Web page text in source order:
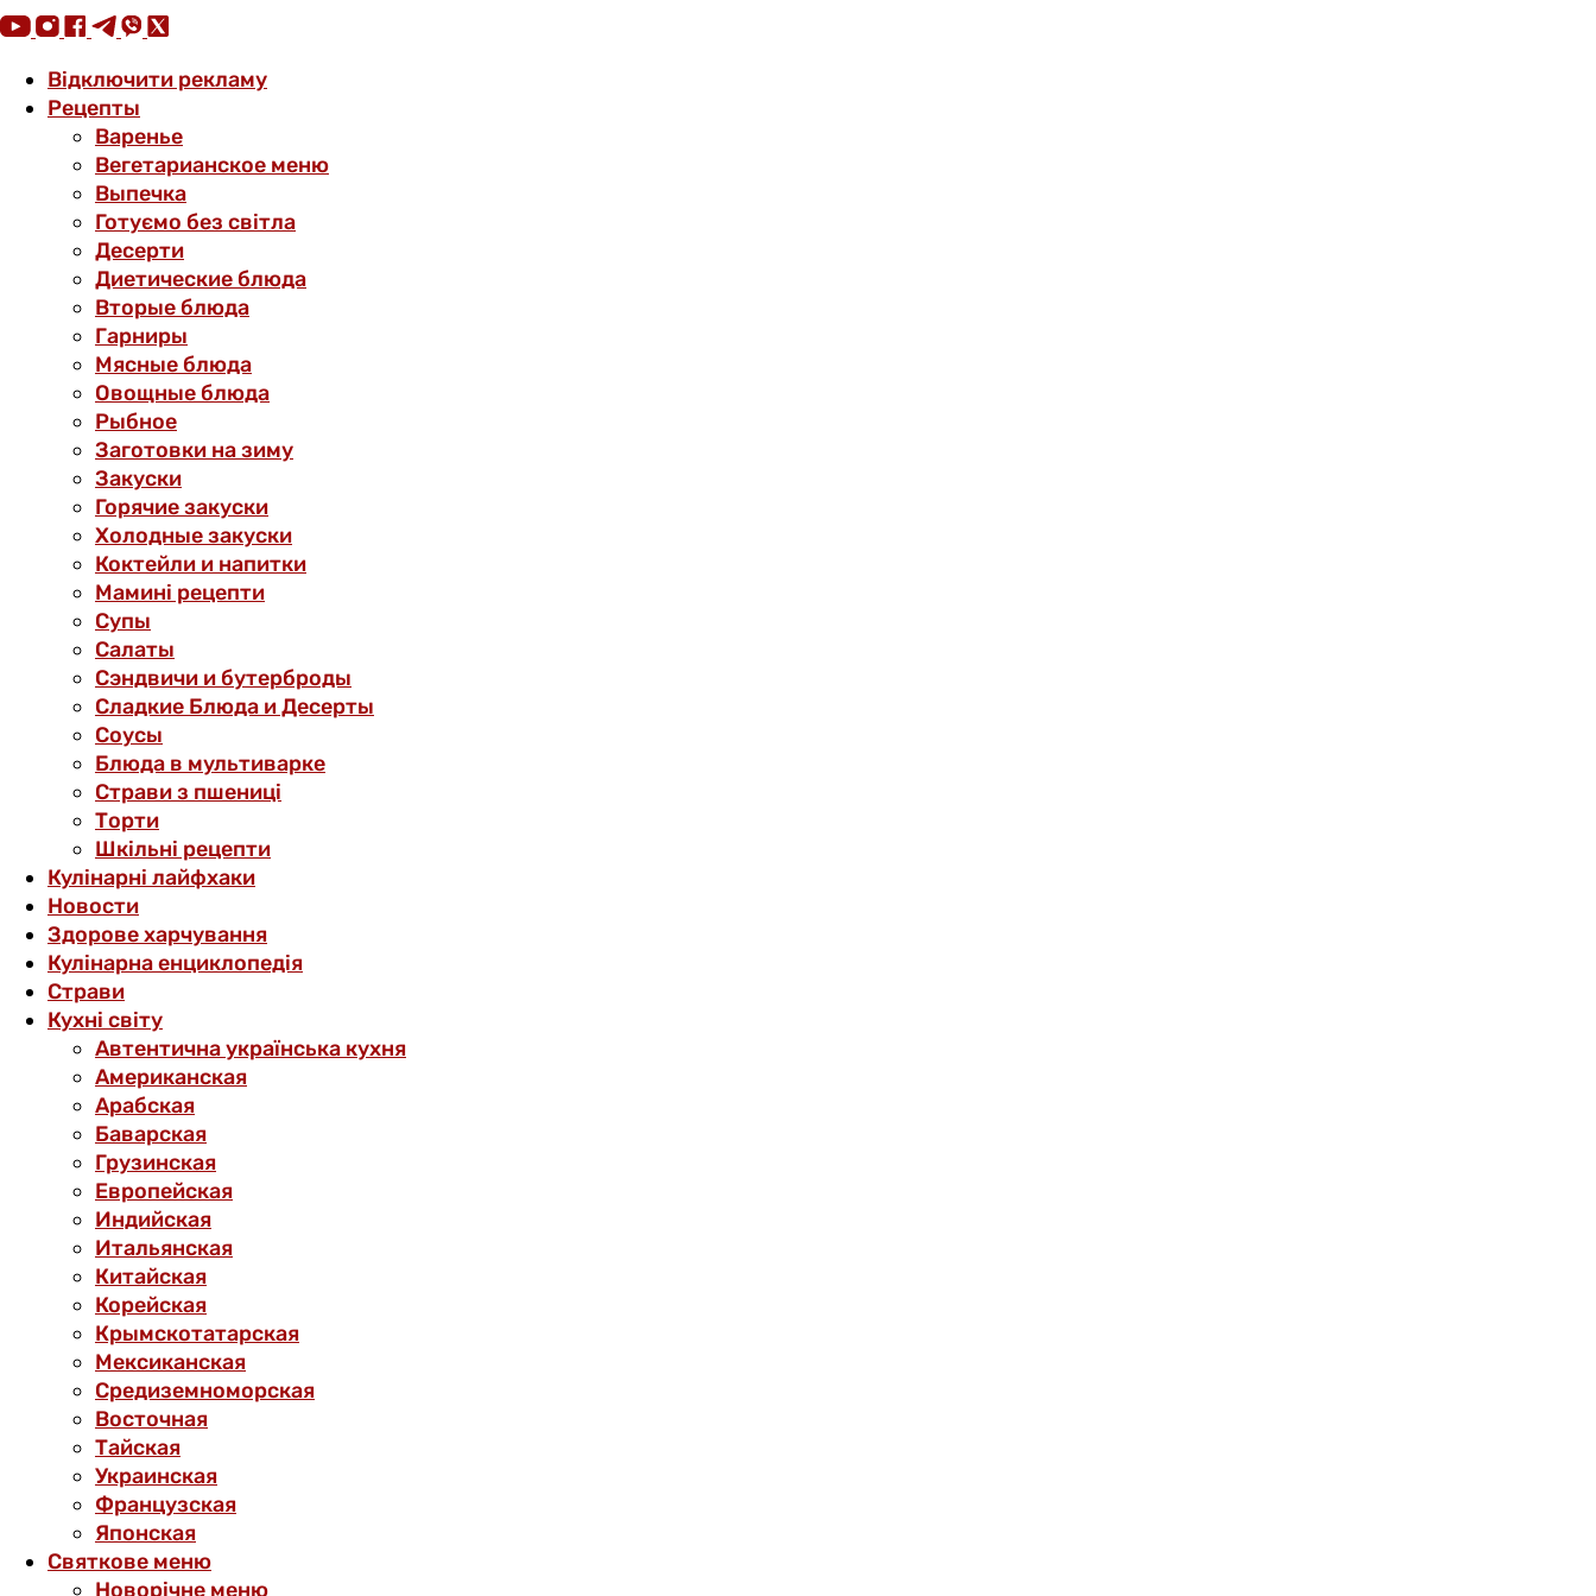
Відключити рекламу
Рецепты
Варенье
Вегетарианское меню
Выпечка
Готуємо без світла
Десерти
Диетические блюда
Вторые блюда
Гарниры
Мясные блюда
Овощные блюда
Рыбное
Заготовки на зиму
Закуски
Горячие закуски
Холодные закуски
Коктейли и напитки
Мамині рецепти
Супы
Салаты
Сэндвичи и бутерброды
Сладкие Блюда и Десерты
Соусы
Блюда в мультиварке
Страви з пшениці
Торти
Шкільні рецепти
Кулінарні лайфхаки
Новости
Здорове харчування
Кулінарна енциклопедія
Страви
Кухні світу
Автентична українська кухня
Американская
Арабская
Баварская
Грузинская
Европейская
Индийская
Итальянская
Китайская
Корейская
Крымскотатарская
Мексиканская
Средиземноморская
Восточная
Тайская
Украинская
Французская
Японская
Святкове меню
Новорічне меню